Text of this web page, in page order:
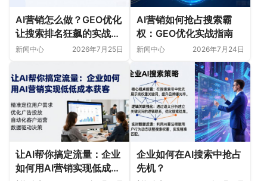
AI营销怎么做？GEO优化
让搜索排名狂飙的实战指
南
新闻中心 2026年7月25日
AI营销如何抢占搜索霸
权：GEO优化实战指南
新闻中心 2026年7月24日
让AI帮你搞定流量：企业
如何用AI营销实现低成本
企业如何在AI搜索中抢占
先机？